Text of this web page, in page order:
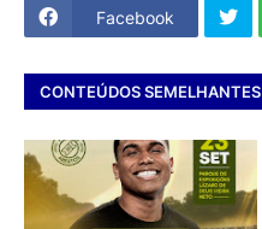
Facebook
CONTEÚDOS SEMELHANTES